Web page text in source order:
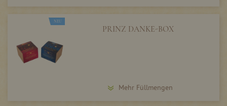
NEU
PRINZ DANKE-BOX
Mehr Füllmengen